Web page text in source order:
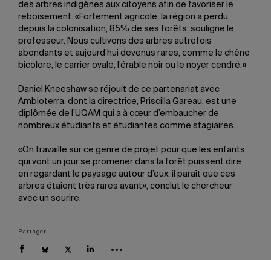
des arbres indigènes aux citoyens afin de favoriser le
reboisement. «Fortement agricole, la région a perdu,
depuis la colonisation, 85% de ses forêts, souligne le
professeur. Nous cultivons des arbres autrefois
abondants et aujourd’hui devenus rares, comme le chêne
bicolore, le carrier ovale, l’érable noir ou le noyer cendré.»
Daniel Kneeshaw se réjouit de ce partenariat avec
Ambioterra, dont la directrice, Priscilla Gareau, est une
diplômée de l’UQAM qui a à cœur d’embaucher de
nombreux étudiants et étudiantes comme stagiaires.
«On travaille sur ce genre de projet pour que les enfants
qui vont un jour se promener dans la forêt puissent dire
en regardant le paysage autour d’eux: il paraît que ces
arbres étaient très rares avant», conclut le chercheur
avec un sourire.
Partager